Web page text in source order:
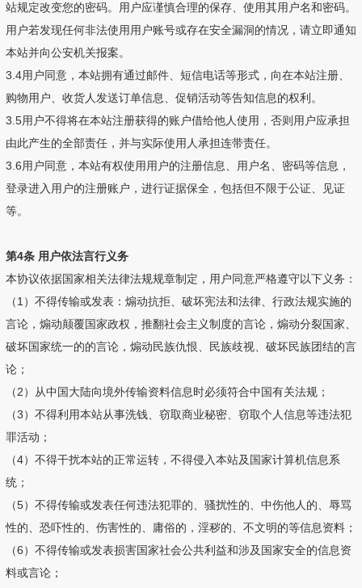
站规定改变您的密码。用户应谨慎合理的保存、使用其用户名和密码。
用户若发现任何非法使用用户账号或存在安全漏洞的情况，请立即通知
本站并向公安机关报案。
3.4用户同意，本站拥有通过邮件、短信电话等形式，向在本站注册、
购物用户、收货人发送订单信息、促销活动等告知信息的权利。
3.5用户不得将在本站注册获得的账户借给他人使用，否则用户应承担
由此产生的全部责任，并与实际使用人承担连带责任。
3.6用户同意，本站有权使用用户的注册信息、用户名、密码等信息，
登录进入用户的注册账户，进行证据保全，包括但不限于公证、见证
等。
第4条 用户依法言行义务
本协议依据国家相关法律法规规章制定，用户同意严格遵守以下义务：
（1）不得传输或发表：煽动抗拒、破坏宪法和法律、行政法规实施的
言论，煽动颠覆国家政权，推翻社会主义制度的言论，煽动分裂国家、
破坏国家统一的的言论，煽动民族仇恨、民族歧视、破坏民族团结的言
论；
（2）从中国大陆向境外传输资料信息时必须符合中国有关法规；
（3）不得利用本站从事洗钱、窃取商业秘密、窃取个人信息等违法犯
罪活动；
（4）不得干扰本站的正常运转，不得侵入本站及国家计算机信息系
统；
（5）不得传输或发表任何违法犯罪的、骚扰性的、中伤他人的、辱骂
性的、恐吓性的、伤害性的、庸俗的，淫秽的、不文明的等信息资料；
（6）不得传输或发表损害国家社会公共利益和涉及国家安全的信息资
料或言论；